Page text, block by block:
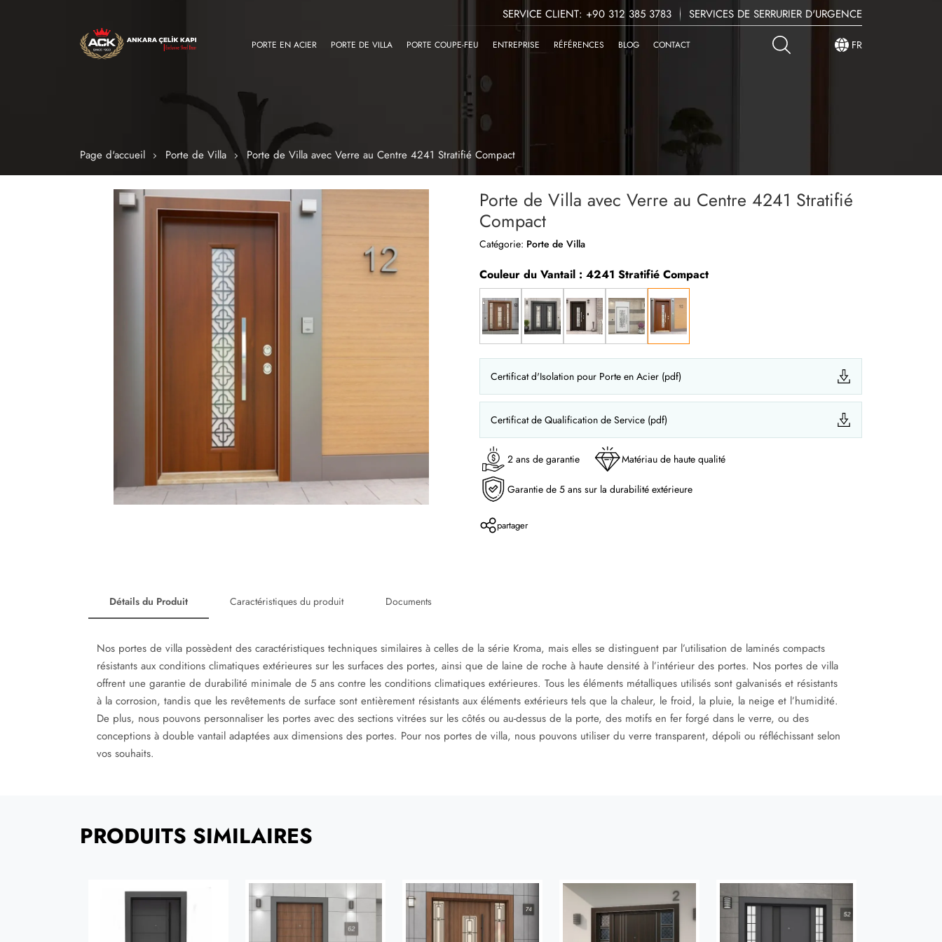
SERVICE CLIENT: +90 312 385 3783 SERVICES DE SERRURIER D'URGENCE
PORTE EN ACIER PORTE DE VILLA PORTE COUPE-FEU ENTREPRISE RÉFÉRENCES BLOG CONTACT FR
Page d'accueil Porte de Villa Porte de Villa avec Verre au Centre 4241 Stratifié Compact
Porte de Villa avec Verre au Centre 4241 Stratifié
Compact
Catégorie: Porte de Villa
Couleur du Vantail : 4241 Stratifié Compact
Certificat d'Isolation pour Porte en Acier (pdf)
Certificat de Qualification de Service (pdf)
2 ans de garantie Matériau de haute qualité
Garantie de 5 ans sur la durabilité extérieure
partager
Détails du Produit Caractéristiques du produit Documents
Nos portes de villa possèdent des caractéristiques techniques similaires à celles de la série Kroma, mais elles se distinguent par l’utilisation de laminés compacts
résistants aux conditions climatiques extérieures sur les surfaces des portes, ainsi que de laine de roche à haute densité à l’intérieur des portes. Nos portes de villa
offrent une garantie de durabilité minimale de 5 ans contre les conditions climatiques extérieures. Tous les éléments métalliques utilisés sont galvanisés et résistants
à la corrosion, tandis que les revêtements de surface sont entièrement résistants aux éléments extérieurs tels que la chaleur, le froid, la pluie, la neige et l’humidité.
De plus, nous pouvons personnaliser les portes avec des sections vitrées sur les côtés ou au-dessus de la porte, des motifs en fer forgé dans le verre, ou des
conceptions à double vantail adaptées aux dimensions des portes. Pour nos portes de villa, nous pouvons utiliser du verre transparent, dépoli ou réfléchissant selon
vos souhaits.
PRODUITS SIMILAIRES